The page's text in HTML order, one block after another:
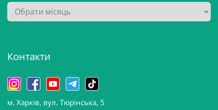
А
р
в
н
о
в
Контакти
м. Харків, вул. Тюрінська, 5